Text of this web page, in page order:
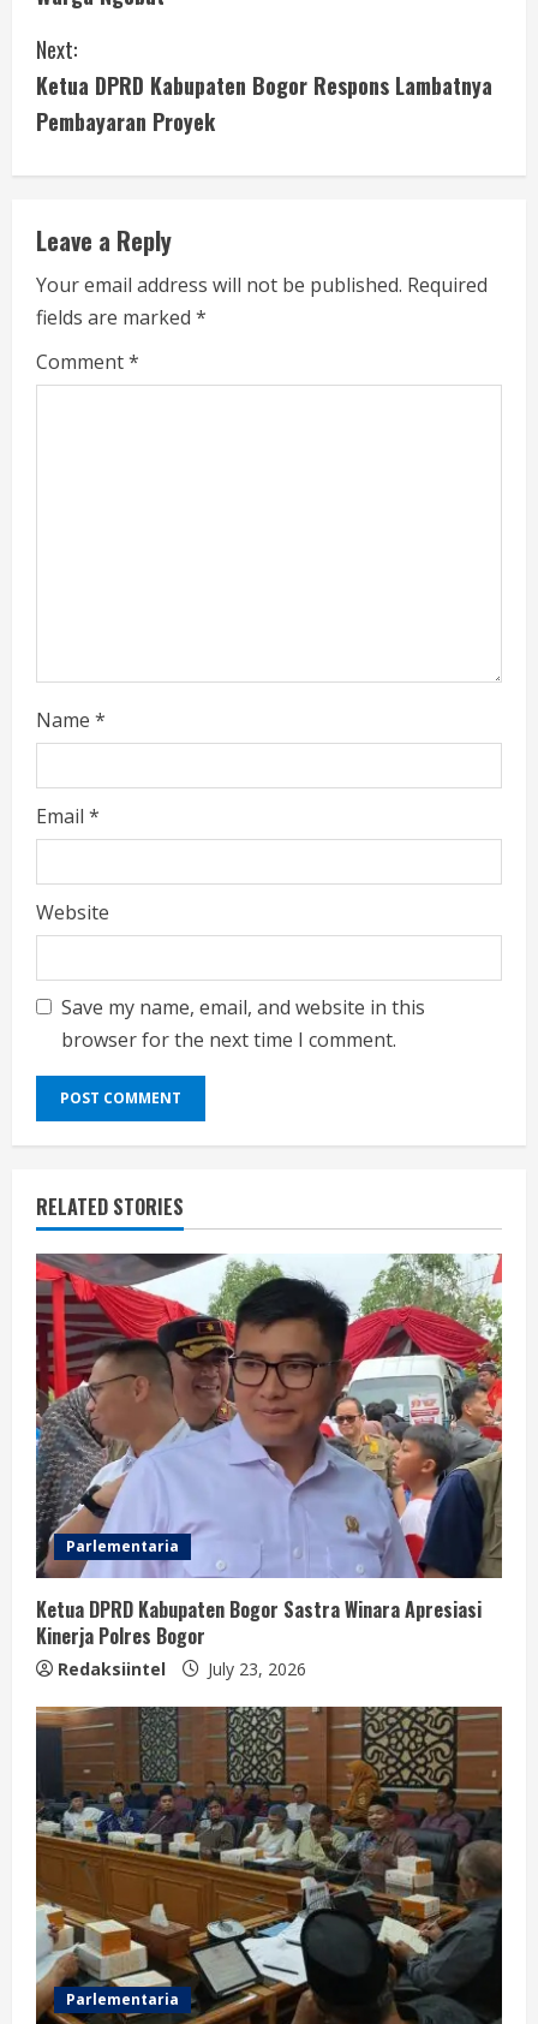
n
t
i
n
u
e
R
e
Next:
Ketua DPRD Kabupaten Bogor Respons Lambatnya
Pembayaran Proyek
Leave a Reply
Your email address will not be published. Required
fields are marked *
Comment*
Name *
Email *
Website
Save my name, email, and website in this
browser for the next time I comment.
RELATED STORIES
Parlementaria
Ketua DPRD Kabupaten Bogor Sastra Winara Apresiasi
Kinerja Polres Bogor
Redaksiintel July 23, 2026
Parlementaria